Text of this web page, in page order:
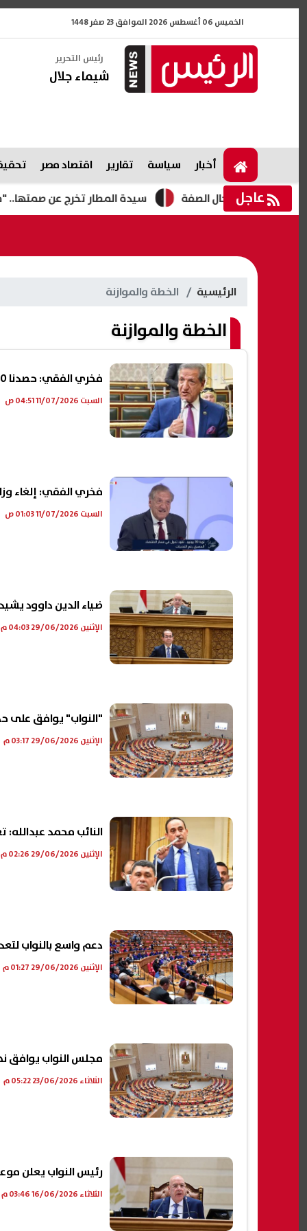
الخميس 06 أغسطس 2026 الموافق 23 صفر 1448
رئيس التحرير
شيماء جلال
أخبار سياسة تقارير اقتصاد مصر
عاجل سيدة المطار تخرج عن صمتها.. "محدش انتحال الصفة
الرئيسية الخطة والموازنة
الخطة والموازنة
فخري الفقي: حصدنا 900 مليار جنيه زيادة في الضرائب دون فرض مليم واحد جديد
السبت 11/07/2026 04:51 ص
فخري الفقي: إلغاء
السبت 11/07/2026 01:03 ص
ضياء الدين داوود
الإثنين 29/06/2026 04:03 م
"النواب" يوافق على
الإثنين 29/06/2026 03:17 م
النائب محمد
الإثنين 29/06/2026 02:26 م
دعم واسع بالنواب
الإثنين 29/06/2026 01:27 م
مجلس النواب يوافق
الثلاثاء 23/06/2026 05:22 م
رئيس النواب يعلن موعد
الثلاثاء 16/06/2026 03:46 م